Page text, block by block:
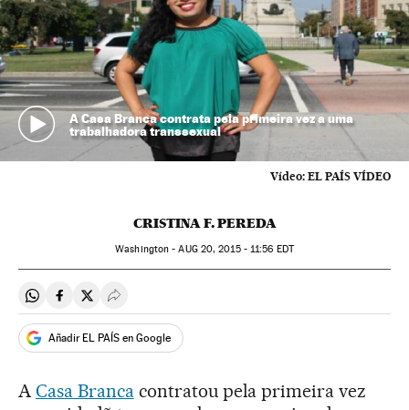
A Casa Branca contrata pela primeira vez a uma
trabalhadora transsexual
Vídeo: EL PAÍS VÍDEO
CRISTINA F. PEREDA
Washington -AUG20, 2015 - 11:56 EDT
Compartir en Whatsapp
Compartir en Facebook
Compartir en Twitter
Desplegar Redes Sociales
Añadir EL PAÍS en Google
ACasa Brancacontratou pela primeira vez